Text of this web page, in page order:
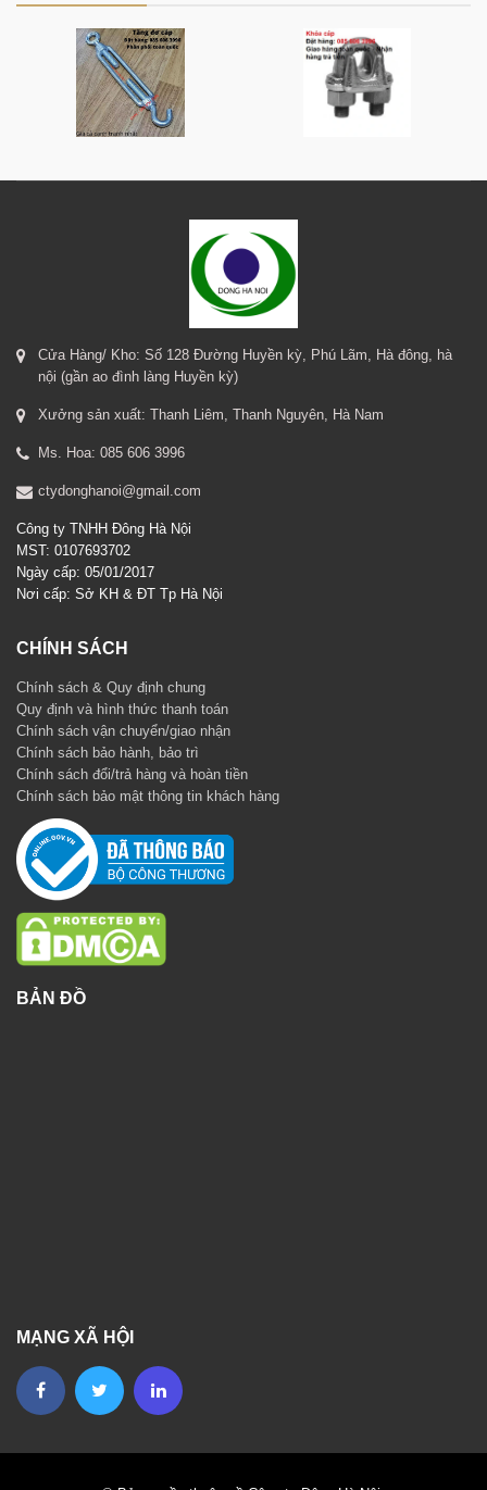
Cửa Hàng/ Kho: Số 128 Đường Huyền kỳ, Phú Lãm, Hà đông, hà
nội (gần ao đình làng Huyền kỳ)
Xưởng sản xuất: Thanh Liêm, Thanh Nguyên, Hà Nam
Ms. Hoa: 085 606 3996
ctydonghanoi@gmail.com
Công ty TNHH Đông Hà Nội
MST: 0107693702
Ngày cấp: 05/01/2017
Nơi cấp: Sở KH & ĐT Tp Hà Nội
CHÍNH SÁCH
Chính sách & Quy định chung
Quy định và hình thức thanh toán
Chính sách vận chuyển/giao nhận
Chính sách bảo hành, bảo trì
Chính sách đổi/trả hàng và hoàn tiền
Chính sách bảo mật thông tin khách hàng
BẢN ĐỒ
MẠNG XÃ HỘI